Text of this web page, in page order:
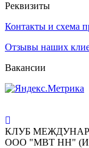
Реквизиты
Контакты и схема
Отзывы наших
Вакансии
КЛУБ
ООО "МВТ НН"